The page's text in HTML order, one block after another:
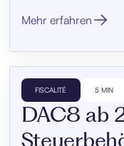
Mehr erfahren
FISCALITÉ 5 MIN
DAC8 ab